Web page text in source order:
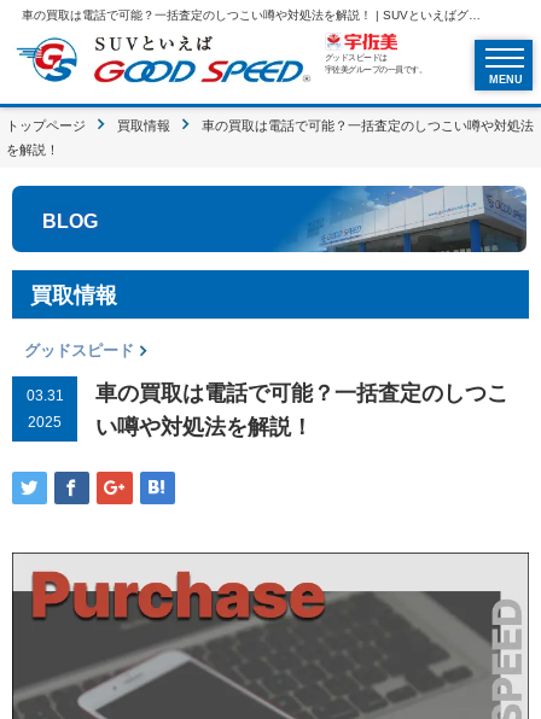
車の買取は電話で可能？一括査定のしつこい噂や対処法を解説！ | SUVといえばグッドスピードGOOD SPEED
グッドスピードは
宇佐美グループの一員です。
MENU
トップページ 買取情報
車の買取は電話で可能？一括査定のしつこい噂や対処法
を解説！
BLOG
買取情報
グッドスピード
03.31
2025
車の買取は電話で可能？一括査定のしつこ
い噂や対処法を解説！